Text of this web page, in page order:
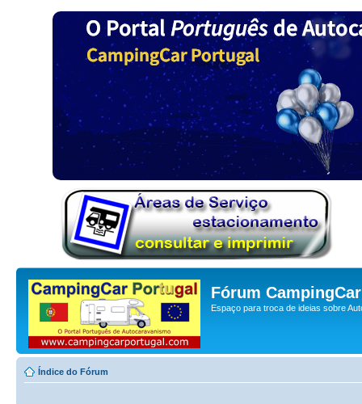
Fórum
Espaço para troca de ideias sobre
Índice do Fórum